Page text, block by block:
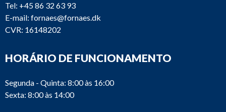
Tel: +45 86 32 63 93
E-mail: fornaes@fornaes.dk
CVR: 16148202
HORÁRIO DE FUNCIONAMENTO
Segunda - Quinta: 8:00 às 16:00
Sexta: 8:00 às 14:00